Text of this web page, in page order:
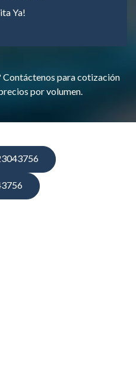
Ya!
para cotización
por volumen.